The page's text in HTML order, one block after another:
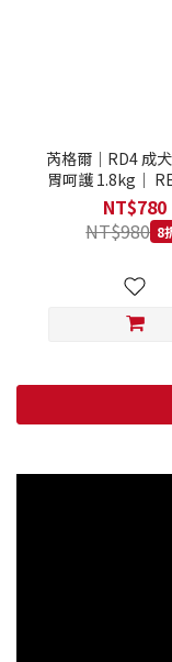
芮格爾｜RD4 成
胃呵護 1.8kg｜
然犬糧 狗飼料
NT$780
NT$980 8